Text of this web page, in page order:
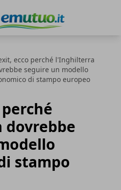
ecco perché l'Inghilterra
seguire un modello
di stampo europeo
stampo